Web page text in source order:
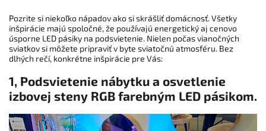
Pozrite si niekoľko nápadov ako si skrášliť domácnosť. Všetky
inšpirácie majú spoločné, že používajú energetický aj cenovo
úsporne LED pásiky na podsvietenie. Nielen počas vianočných
sviatkov si môžete pripraviť v byte sviatočnú atmosféru. Bez
dlhých rečí, konkrétne inšpirácie pre Vás:
1, Podsvietenie nábytku a osvetlenie
izbovej steny RGB farebným LED pásikom.